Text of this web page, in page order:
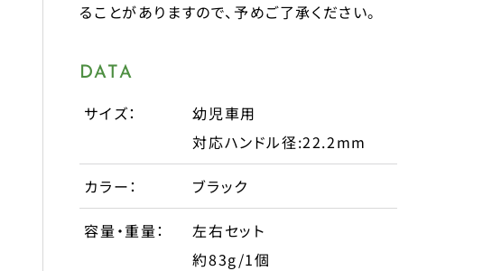
ることがありますので、予めご了承ください。
DATA
サイズ：
幼児車用
対応ハンドル径:22.2mm
カラー： ブラック
容量・重量：
左右セット
約83g/1個